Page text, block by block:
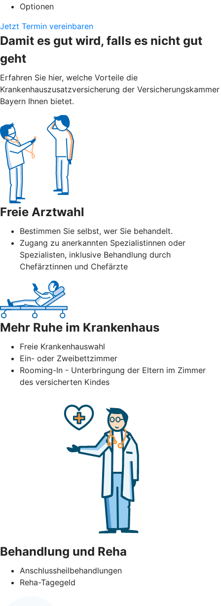
Optionen
Jetzt Termin vereinbaren
Damit es gut wird, falls es nicht gut
geht
Erfahren Sie hier, welche Vorteile die
Krankenhauszusatzversicherung der Versicherungskammer
Bayern Ihnen bietet.
Freie Arztwahl
Bestimmen Sie selbst, wer Sie behandelt.
Zugang zu anerkannten Spezialistinnen oder
Spezialisten, inklusive Behandlung durch
Chefärztinnen und Chefärzte
Mehr Ruhe im Krankenhaus
Freie Krankenhauswahl
Ein- oder Zweibettzimmer
Rooming-In - Unterbringung der Eltern im Zimmer
des versicherten Kindes
Behandlung und Reha
Anschlussheilbehandlungen
Reha-Tagegeld